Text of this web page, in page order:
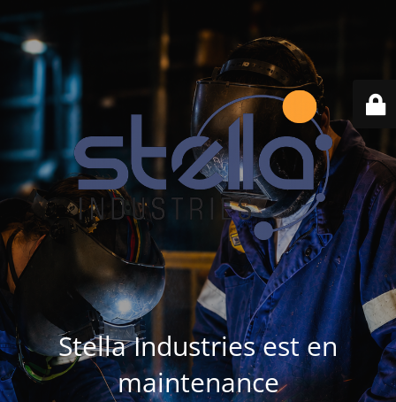
Stella Industries est en
maintenance